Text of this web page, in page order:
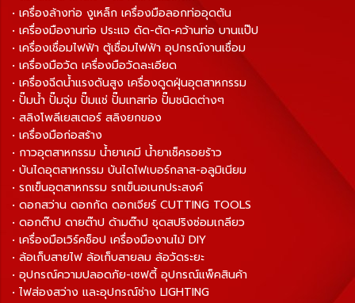
• เครื่องล้างท่อ งูเหล็ก เครื่องมือลอกท่ออุดตัน
• เครื่องมืองานท่อ ประแจ ดัด-ตัด-คว้านท่อ บานแป๊ป
• เครื่องเชื่อมไฟฟ้า ตู้เชื่อมไฟฟ้า อุปกรณ์งานเชื่อม
• เครื่องมือวัด เครื่องมือวัดละเอียด
• เครื่องฉีดน้ำแรงดันสูง เครื่องดูดฝุ่นอุตสาหกรรม
• ปั๊มน้ำ ปั๊มจุ่ม ปั๊มแช่ ปั๊มเทสท่อ ปั๊มชนิดต่างๆ
• สลิงโพลีเยสเตอร์ สลิงยกของ
• เครื่องมือก่อสร้าง
• กาวอุตสาหกรรม น้ำยาเคมี น้ำยาเช็ครอยร้าว
• บันไดอุตสาหกรรม บันไดไฟเบอร์กลาส-อลูมิเนียม
• รถเข็นอุตสาหกรรม รถเข็นอเนกประสงค์
• ดอกสว่าน ดอกกัด ดอกเจียร์ CUTTING TOOLS
• ดอกต๊าป ดายต๊าป ด้ามต๊าป ชุดสปริงซ่อมเกลียว
• เครื่องมือเวิร์คช็อป เครื่องมืองานไม้ DIY
• ล้อเก็บสายไฟ ล้อเก็บสายลม ล้อวัดระยะ
• อุปกรณ์ความปลอดภัย-เซฟตี้ อุปกรณ์แพ็คสินค้า
• ไฟส่องสว่าง และอุปกรณ์ช่าง LIGHTING